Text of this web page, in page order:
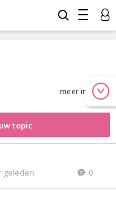
meer info
topic
geleden 0